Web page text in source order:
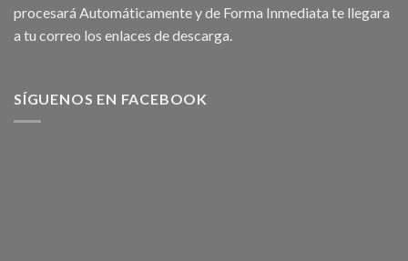
procesará Automáticamente y de Forma Inmediata te llegara
a tu correo los enlaces de descarga.
SÍGUENOS EN FACEBOOK